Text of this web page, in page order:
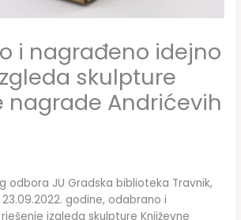
i nagrađeno idejno
skulpture
nagrade Andrićevih
odbora JU Gradska biblioteka Travnik,
godine, odabrano i
izgleda skulpture Književne